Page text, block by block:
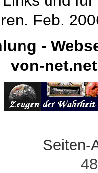
Feb.
-
von-net.net
Seiten-